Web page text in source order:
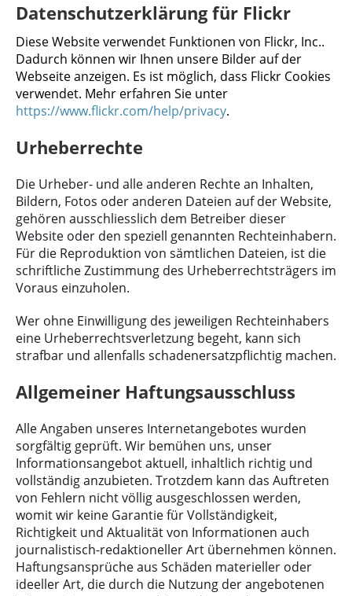
Datenschutzerklärung für Flickr
Diese Website verwendet Funktionen von Flickr, Inc..
Dadurch können wir Ihnen unsere Bilder auf der
Webseite anzeigen. Es ist möglich, dass Flickr Cookies
verwendet. Mehr erfahren Sie unter
https://www.flickr.com/help/privacy.
Urheberrechte
Die Urheber- und alle anderen Rechte an Inhalten,
Bildern, Fotos oder anderen Dateien auf der Website,
gehören ausschliesslich dem Betreiber dieser
Website oder den speziell genannten Rechteinhabern.
Für die Reproduktion von sämtlichen Dateien, ist die
schriftliche Zustimmung des Urheberrechtsträgers im
Voraus einzuholen.
Wer ohne Einwilligung des jeweiligen Rechteinhabers
eine Urheberrechtsverletzung begeht, kann sich
strafbar und allenfalls schadenersatzpflichtig machen.
Allgemeiner Haftungsausschluss
Alle Angaben unseres Internetangebotes wurden
sorgfältig geprüft. Wir bemühen uns, unser
Informationsangebot aktuell, inhaltlich richtig und
vollständig anzubieten. Trotzdem kann das Auftreten
von Fehlern nicht völlig ausgeschlossen werden,
womit wir keine Garantie für Vollständigkeit,
Richtigkeit und Aktualität von Informationen auch
journalistisch-redaktioneller Art übernehmen können.
Haftungsansprüche aus Schäden materieller oder
ideeller Art, die durch die Nutzung der angebotenen